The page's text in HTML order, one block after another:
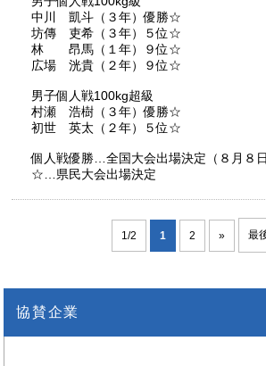
中川 凱斗（３年）優勝☆
坊傳 吏希（３年）５位☆
林 昂馬（１年）９位☆
広場 洸貴（２年）９位☆
男子個人戦100kg超級
村瀬 浩樹（３年）優勝☆
初世 英太（２年）５位☆
個人戦優勝…全国大会出場決定（８月８
☆…県民大会出場決定
1/2 1 2 » 最
協賛企業